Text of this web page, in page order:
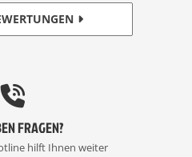
FRAGEN?
hilft Ihnen weiter